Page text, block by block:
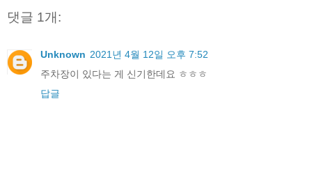
댓글 1개:
Unknown 2021년 4월 12일 오후 7:52
주차장이 있다는 게 신기한데요 ㅎㅎㅎ
답글